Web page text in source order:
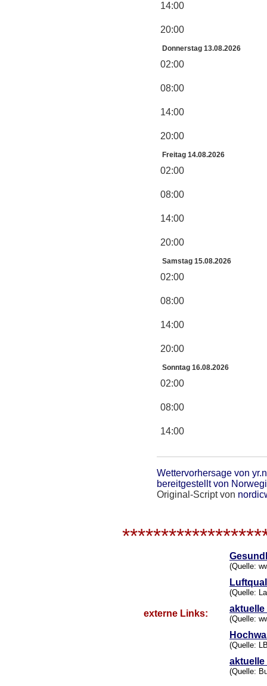
14:00
20:00
Donnerstag 13.08.2026
02:00
08:00
14:00
20:00
Freitag 14.08.2026
02:00
08:00
14:00
20:00
Samstag 15.08.2026
02:00
08:00
14:00
20:00
Sonntag 16.08.2026
02:00
08:00
14:00
Wettervorhersage von
bereitgestellt von
Original-Script von
externe Links:
(Quelle:
(Quelle:
aktuelle
(Quelle:
(Quelle:
(Quelle: